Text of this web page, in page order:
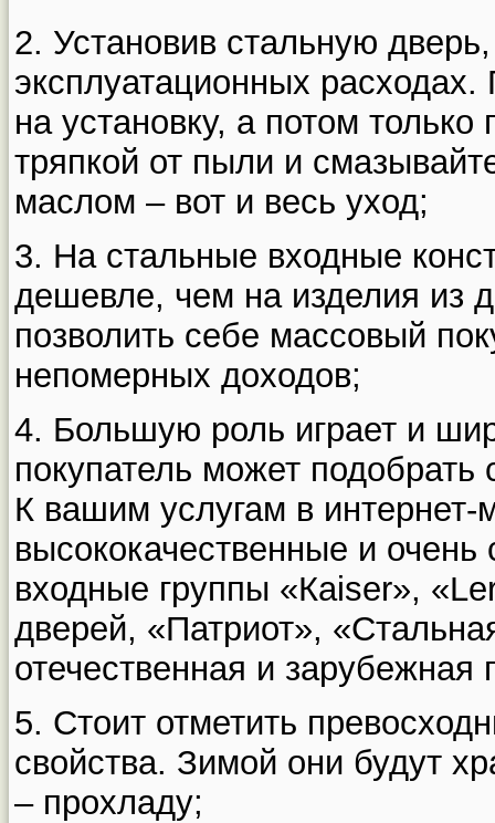
2. Установив стальную
эксплуатационных
на установку, а потом
тряпкой от пыли и
маслом – вот и весь уход;
3. На стальные входные
дешевле, чем на изделия из
позволить себе массовый
непомерных доходов;
4. Большую роль играет и
покупатель может подобрать
К вашим услугам в интернет-
высококачественные и
входные группы «Кaiser»,
дверей, «Патриот»,
отечественная и зарубежная
5. Стоит отметить
свойства. Зимой они будут
– прохладу;